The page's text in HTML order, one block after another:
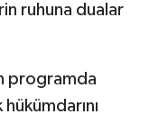
ruhuna dualar
programda
hükümdarını